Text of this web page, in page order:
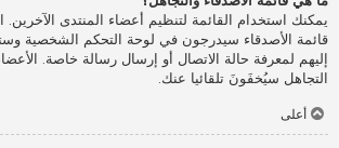
يمكنك استخدام القائمة لتنظيم أعضاء المنتدى
قائمة الأصدقاء سيدرجون في لوحة التحكم الشخصية
إليهم لمعرفة حالة الاتصال أو إرسال رسالة خاصة.
التجاهل سيُخفَونَ تلقائيا عنك.
أعلى